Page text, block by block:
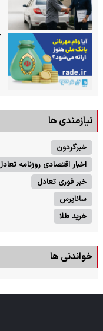
نیازمندی ها
خبرگردون
اخبار اقتصادی روزنامه
خبر فوری تعادل
ساناپرس
خرید طلا
خواندنی ها